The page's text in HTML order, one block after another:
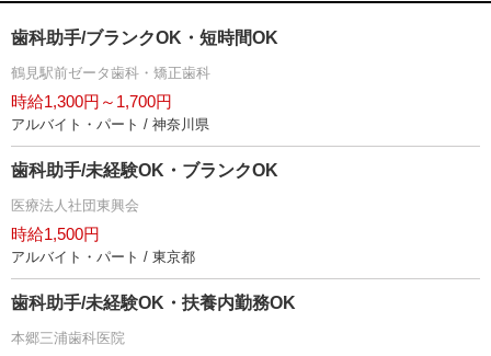
歯科助手/ブランクOK・短時間OK
鶴見駅前ゼータ歯科・矯正歯科
時給1,300円～1,700円
アルバイト・パート / 神奈川県
歯科助手/未経験OK・ブランクOK
医療法人社団東興会
時給1,500円
アルバイト・パート / 東京都
歯科助手/未経験OK・扶養内勤務OK
本郷三浦歯科医院